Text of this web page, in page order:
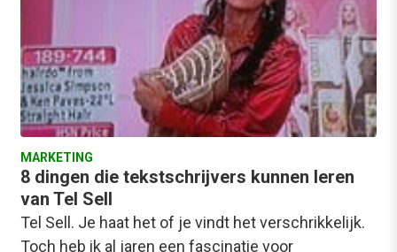
MARKETING
8 dingen die tekstschrijvers kunnen leren
van Tel Sell
Tel Sell. Je haat het of je vindt het verschrikkelijk.
Toch heb ik al jaren een fascinatie voor